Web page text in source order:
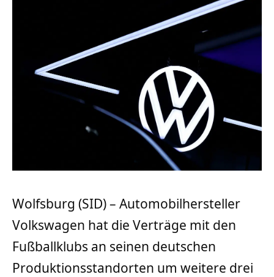
Wolfsburg (SID) – Automobilhersteller
Volkswagen hat die Verträge mit den
Fußballklubs an seinen deutschen
Produktionsstandorten um weitere drei